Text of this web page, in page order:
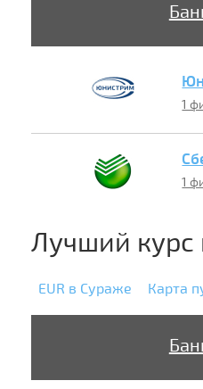
1
1
Лучший
EUR в Сураже Карта